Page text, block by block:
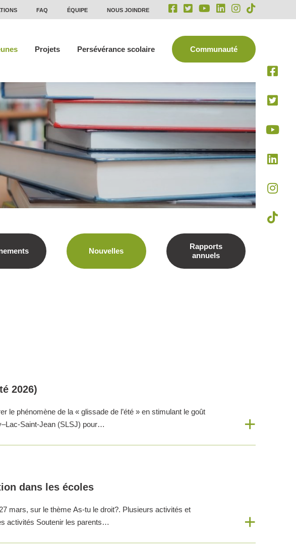
FAQ ÉQUIPE NOUS JOINDRE
Projets Persévérance scolaire Communauté
Nouvelles
Rapports
annuels
2026)
le phénomène de la « glissade de l’été » en stimulant le goût
Saint-Jean (SLSJ) pour…
dans les écoles
mars, sur le thème As-tu le droit?. Plusieurs activités et
activités Soutenir les parents…